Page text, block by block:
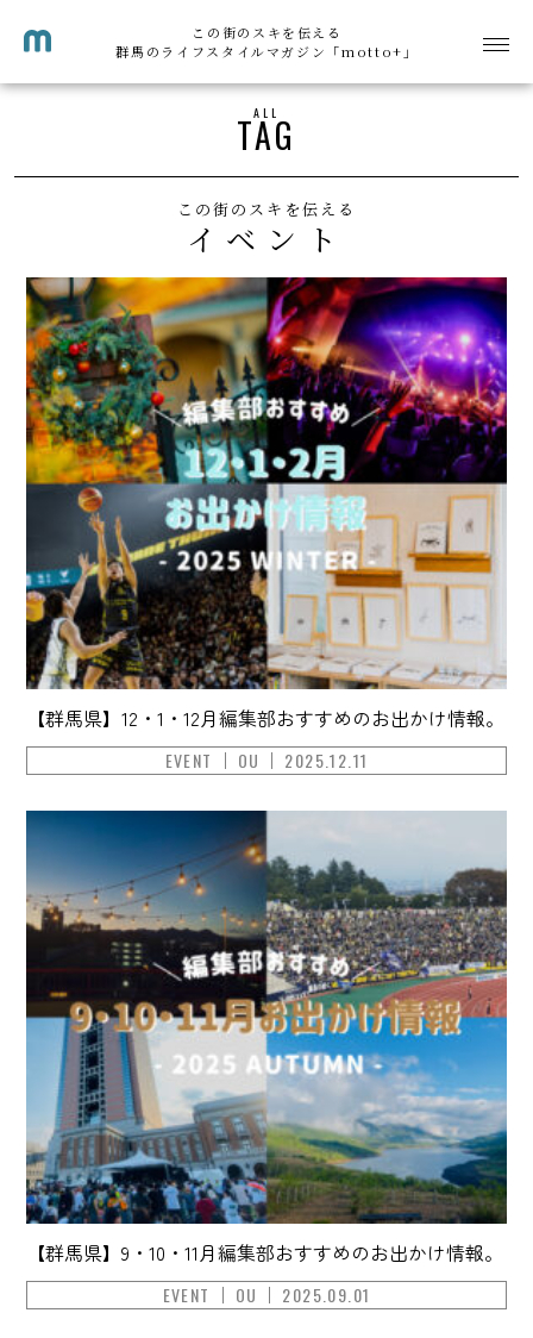
この街のスキを伝える
群馬のライフスタイルマガジン「motto+」
ALL
TAG
この街のスキを伝える
イベント
【群馬県】12・1・12月編集部おすすめのお出かけ情報。
EVENT OU 2025.12.11
【群馬県】9・10・11月編集部おすすめのお出かけ情報。
EVENT OU 2025.09.01